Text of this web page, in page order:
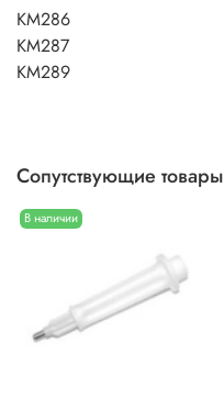
KM286
KM287
KM289
Сопутствующие товары
В наличии